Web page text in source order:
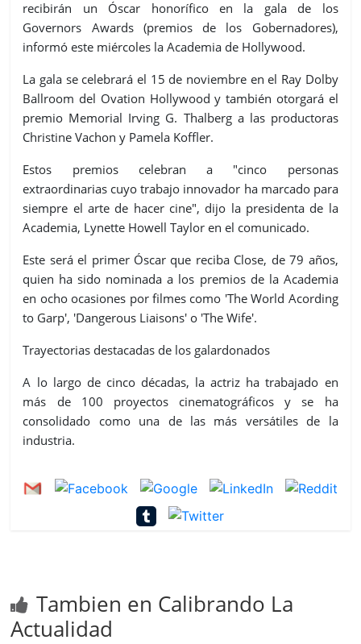
recibirán un Óscar honorífico en la gala de los
Governors Awards (premios de los Gobernadores),
informó este miércoles la Academia de Hollywood.
La gala se celebrará el 15 de noviembre en el Ray Dolby
Ballroom del Ovation Hollywood y también otorgará el
premio Memorial Irving G. Thalberg a las productoras
Christine Vachon y Pamela Koffler.
Estos premios celebran a "cinco personas
extraordinarias cuyo trabajo innovador ha marcado para
siempre el arte de hacer cine", dijo la presidenta de la
Academia, Lynette Howell Taylor en el comunicado.
Este será el primer Óscar que reciba Close, de 79 años,
quien ha sido nominada a los premios de la Academia
en ocho ocasiones por filmes como 'The World Acording
to Garp', 'Dangerous Liaisons' o 'The Wife'.
Trayectorias destacadas de los galardonados
A lo largo de cinco décadas, la actriz ha trabajado en
más de 100 proyectos cinematográficos y se ha
consolidado como una de las más versátiles de la
industria.
Tambien en Calibrando La
Actualidad